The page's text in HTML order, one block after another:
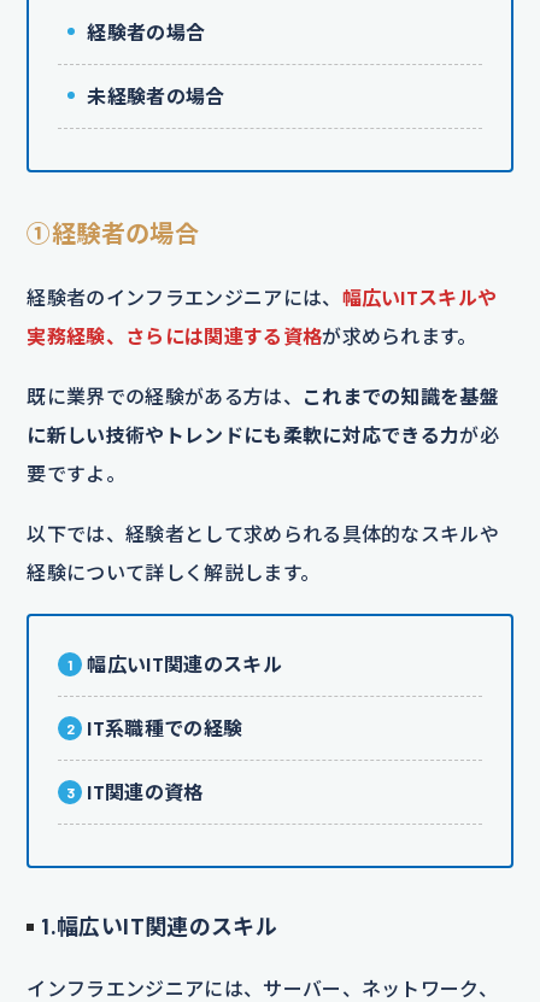
経験者の場合
未経験者の場合
①経験者の場合
経験者のインフラエンジニアには、 幅広いITスキルや
実務経験、さらには関連する資格が求められます。
既に業界での経験がある方は、
これまでの知識を基盤
に新しい技術やトレンドにも柔軟に対応できる力が必
要ですよ。
以下では、経験者として求められる具体的なスキルや
経験について詳しく解説します。
幅広いIT関連のスキル
IT系職種での経験
IT関連の資格
1.幅広いIT関連のスキル
インフラエンジニアには、サーバー、ネットワーク、